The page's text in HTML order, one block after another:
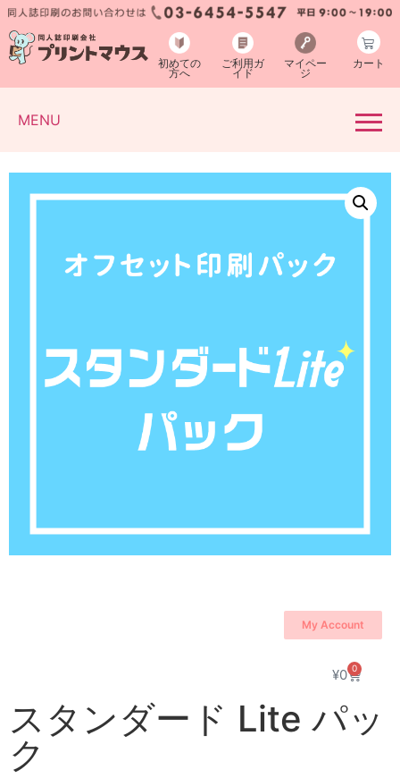
初めての
方へ
ご利用ガ
イド
マイペー
ジ
カート
MENU
My Account
¥0 0
スタンダード Lite パッ
ク